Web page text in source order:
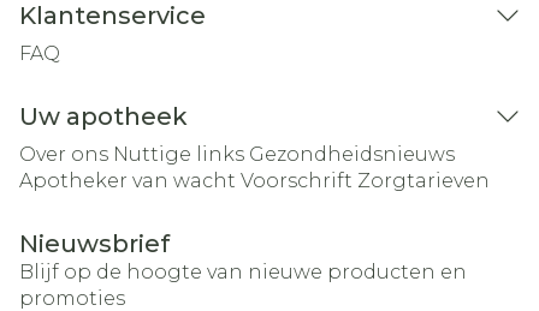
Klantenservice
FAQ
Uw apotheek
Over ons Nuttige links Gezondheidsnieuws
Apotheker van wacht Voorschrift Zorgtarieven
Nieuwsbrief
Blijf op de hoogte van nieuwe producten en
promoties